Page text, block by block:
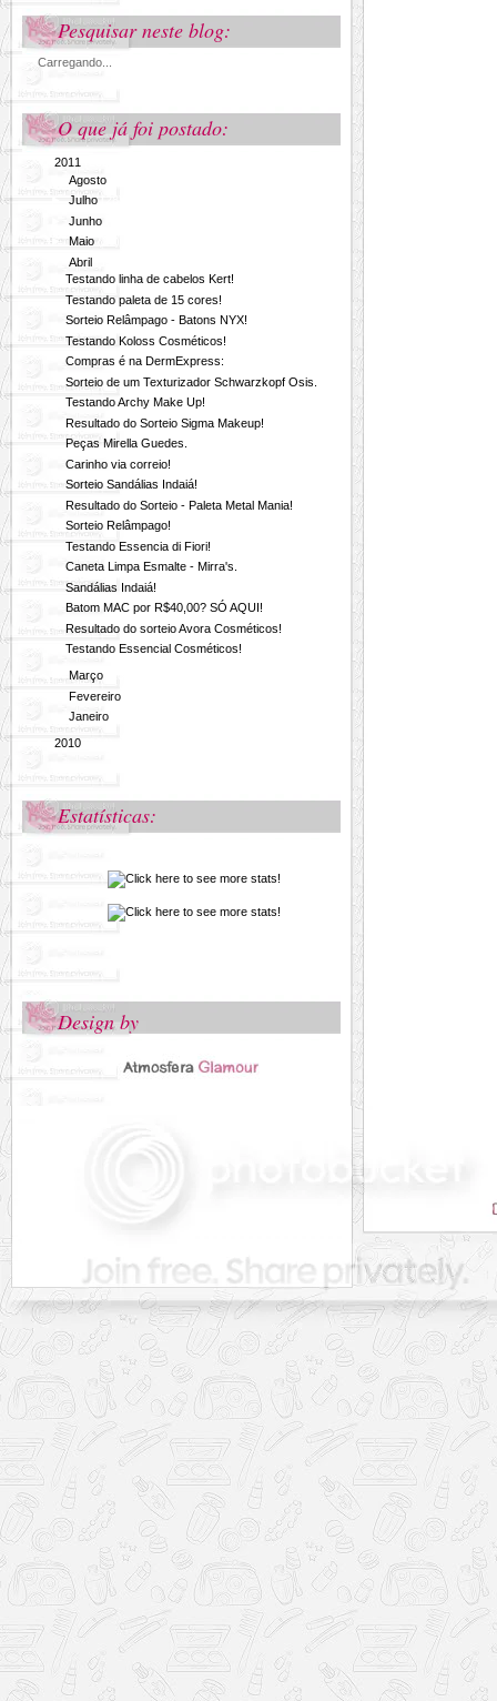
Pesquisar neste blog:
Carregando...
O que já foi postado:
2011
►Agosto
►Julho
►Junho
►Maio
Abril
Testando linha de cabelos Kert!
Testando paleta de 15 cores!
Sorteio Relâmpago - Batons NYX!
Testando Koloss Cosméticos!
Compras é na DermExpress:
Sorteio de um Texturizador Schwarzkopf Osis.
Testando Archy Make Up!
Resultado do Sorteio Sigma Makeup!
Peças Mirella Guedes.
Carinho via correio!
Sorteio Sandálias Indaiá!
Resultado do Sorteio - Paleta Metal Mania!
Sorteio Relâmpago!
Testando Essencia di Fiori!
Caneta Limpa Esmalte - Mirra's.
Sandálias Indaiá!
Batom MAC por R$40,00? SÓ AQUI!
Resultado do sorteio Avora Cosméticos!
Testando Essencial Cosméticos!
Março
►Fevereiro
►Janeiro
2010
Estatísticas:
Design by